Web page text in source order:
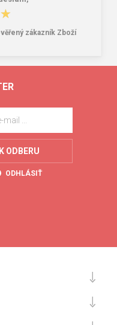
zákazník Zboží
ODBERU
ODHLÁSIŤ